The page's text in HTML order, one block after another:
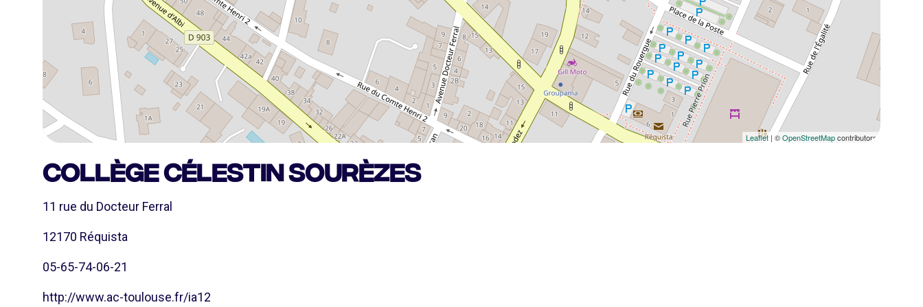
Leaflet | ©OpenStreetMapcontributors
COLLÈGE CÉLESTIN SOURÈZES
11 rue du Docteur Ferral
12170 Réquista
05-65-74-06-21
http://www.ac-toulouse.fr/ia12